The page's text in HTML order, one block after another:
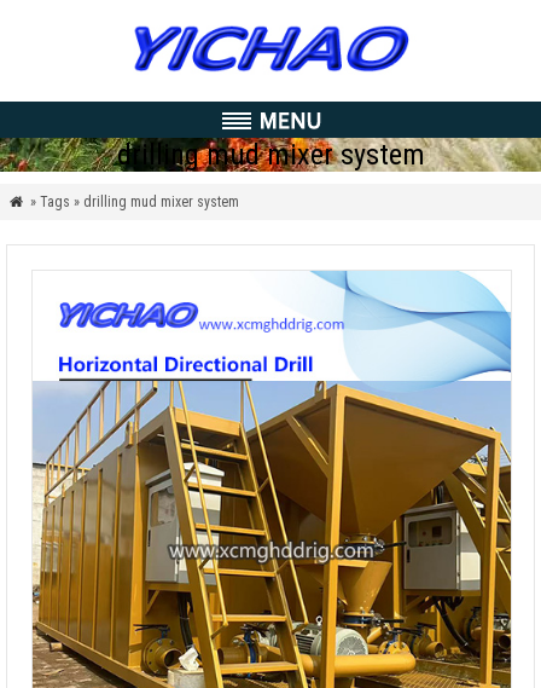
drilling mud mixer system
 » Tags » drilling mud mixer system